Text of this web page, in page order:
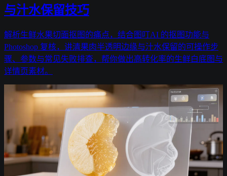
与汁水保留技巧
解析生鲜水果切面抠图的痛点，结合图叮AI 的抠图功能与
Photoshop 复核，讲清果肉半透明边缘与汁水保留的可操作步
骤、参数与常见失败排查，帮你做出高转化率的生鲜白底图与
详情页素材。